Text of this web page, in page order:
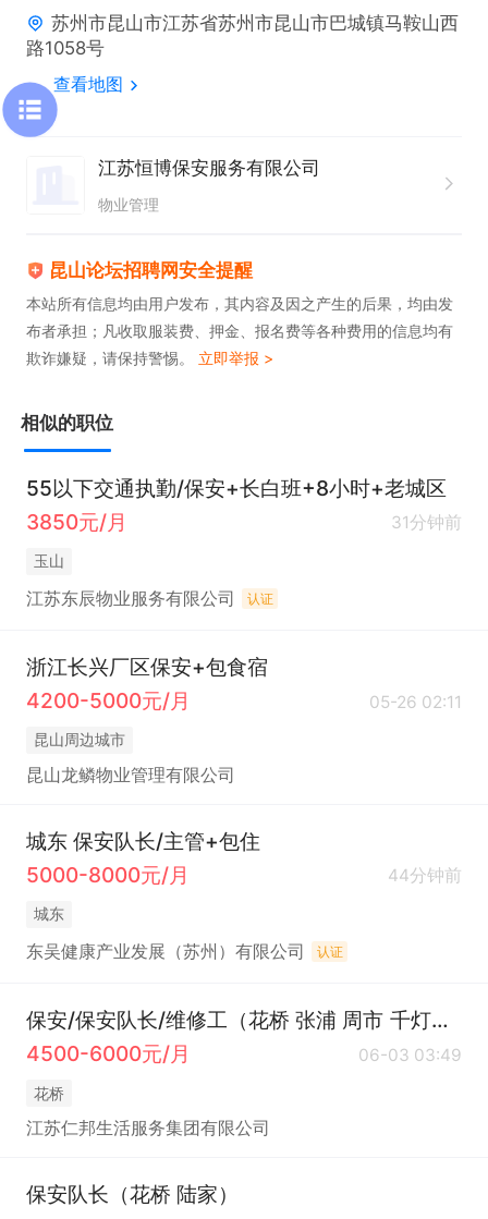
苏州市昆山市江苏省苏州市昆山市巴城镇马鞍山西
路1058号
查看地图
江苏恒博保安服务有限公司
物业管理
昆山论坛招聘网安全提醒
本站所有信息均由用户发布，其内容及因之产生的后果，均由发
布者承担；凡收取服装费、押金、报名费等各种费用的信息均有
欺诈嫌疑，请保持警惕。 立即举报 >
相似的职位
55以下交通执勤/保安+长白班+8小时+老城区
3850元/月
31分钟前
玉山
江苏东辰物业服务有限公司 认证
浙江长兴厂区保安+包食宿
4200-5000元/月
05-26 02:11
昆山周边城市
昆山龙鳞物业管理有限公司
城东 保安队长/主管+包住
5000-8000元/月
44分钟前
城东
东吴健康产业发展（苏州）有限公司 认证
保安/保安队长/维修工（花桥 张浦 周市 千灯等）
4500-6000元/月
06-03 03:49
花桥
江苏仁邦生活服务集团有限公司
保安队长（花桥 陆家）